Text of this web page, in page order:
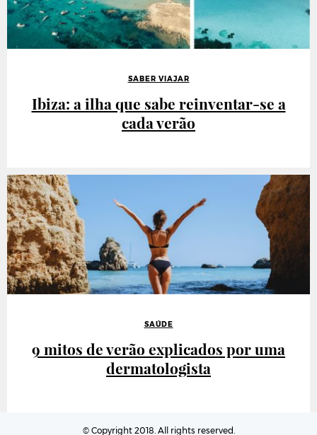
SABER VIAJAR
Ibiza: a ilha que sabe reinventar-se a
cada verão
SAÚDE
9 mitos de verão explicados por uma
dermatologista
© Copyright 2018. All rights reserved.